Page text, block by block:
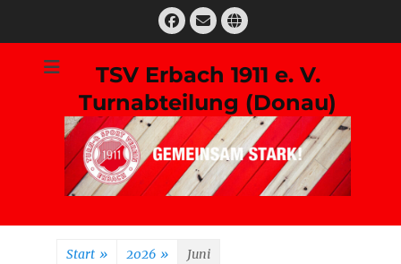
Facebook
E-
Mail
Website
TSV Erbach 1911 e. V.
Turnabteilung (Donau)
Start » 2026 » Juni